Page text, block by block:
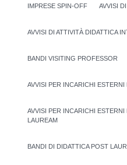
IMPRESE SPIN-OFF AVVISI
AVVISI DI ATTIVITÀ DIDATTICA
BANDI VISITING PROFESSOR
AVVISI PER INCARICHI ESTERNI
AVVISI PER INCARICHI
LAUREAM
BANDI DI DIDATTICA POST